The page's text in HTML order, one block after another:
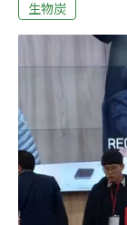
大學、工研院
成人工魚礁，
以有大用途！每
到花蓮七星潭
縣海洋生態保育
時也清理海底的
如何解？寶特
海水，被處理業
物含有鹽分，
生物炭